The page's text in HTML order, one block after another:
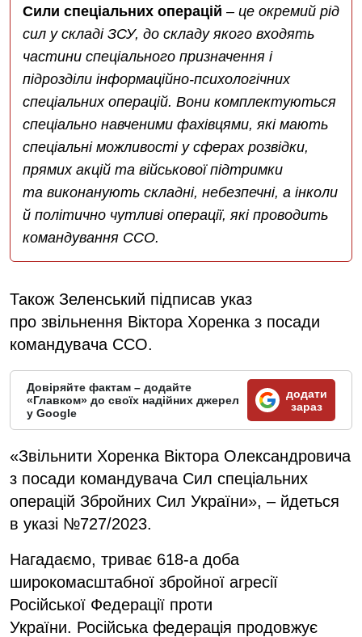
Сили спеціальних операцій – це окремий рід
сил у складі ЗСУ, до складу якого входять
частини спеціального призначення і
підрозділи інформаційно-психологічних
спеціальних операцій. Вони комплектуються
спеціально навченими фахівцями, які мають
спеціальні можливості у сферах розвідки,
прямих акцій та військової підтримки
та виконанують складні, небезпечні, а інколи
й політично чутливі операції, які проводить
командування ССО.
Також Зеленський підписав указ
про звільнення Віктора Хоренка з посади
командувача ССО.
Довіряйте фактам – додайте
«Главком» до своїх надійних джерел
у Google
додати
зараз
«Звільнити Хоренка Віктора Олександровича
з посади командувача Сил спеціальних
операцій Збройних Сил України», – йдеться
в указі №727/2023.
Нагадаємо, триває 618-а доба
широкомасштабної збройної агресії
Російської Федерації проти
України. Російська федерація продовжує